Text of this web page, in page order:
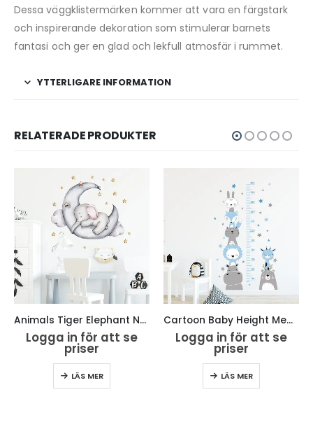
Dessa väggklistermärken kommer att vara en färgstark
och inspirerande dekoration som stimulerar barnets
fantasi och ger en glad och lekfull atmosfär i rummet.
YTTERLIGARE INFORMATION
RELATERADE PRODUKTER
Animals Tiger Elephant Nursery Kids Room Decor
Logga in för att se
priser
LÄS MER
Cartoon Baby Height Measurement Wall Sticker
Logga in för att se
priser
LÄS MER